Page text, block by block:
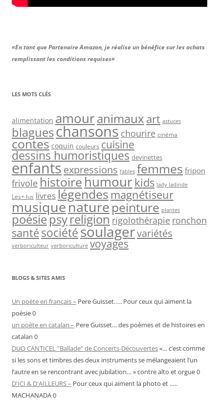
«En tant que Partenaire Amazon, je réalise un bénéfice sur les achats
remplissant les conditions requises»
LES MOTS CLÉS
alimentation amouranimaux art astuces
blagueschansons chourire cinéma
contes coquin couleurs cuisine
dessins humoristiques devinettes
enfantsexpressions fables femmes fripon
frivole histoire humour kids lady ladinde
Les+ lus livreslégendes magnétiseur
musiquenature peinture plantes
poésiepsyreligion rigolothérapie ronchon
santésociétésoulagervariétés
verboriculteur verboriculture voyages
BLOGS & SITES AMIS
Un poète en français – Pere Guisset….. Pour ceux qui aiment la
poèsie 0
un poète en catalan – Pere Guisset… des poèmes et de histoires en
catalan 0
DUO CANTICEL "Ballade" de Concerts-Découvertes«… c’est comme
si les sons et timbres des deux instruments se mélangeaient l’un
l’autre en se rencontrant avec jubilation… » contre alto et orgue 0
D'ICI & D'AILLEURS – Pour ceux qui aiment la photo et …..
MACHANADA 0